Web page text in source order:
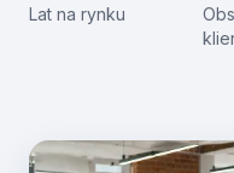
Lat na rynku